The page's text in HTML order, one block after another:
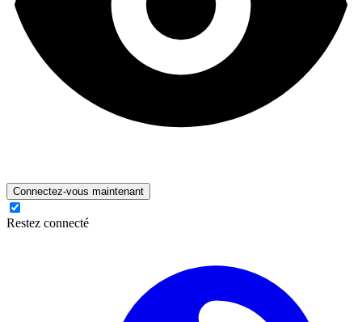
Connectez-vous maintenant
Restez connecté